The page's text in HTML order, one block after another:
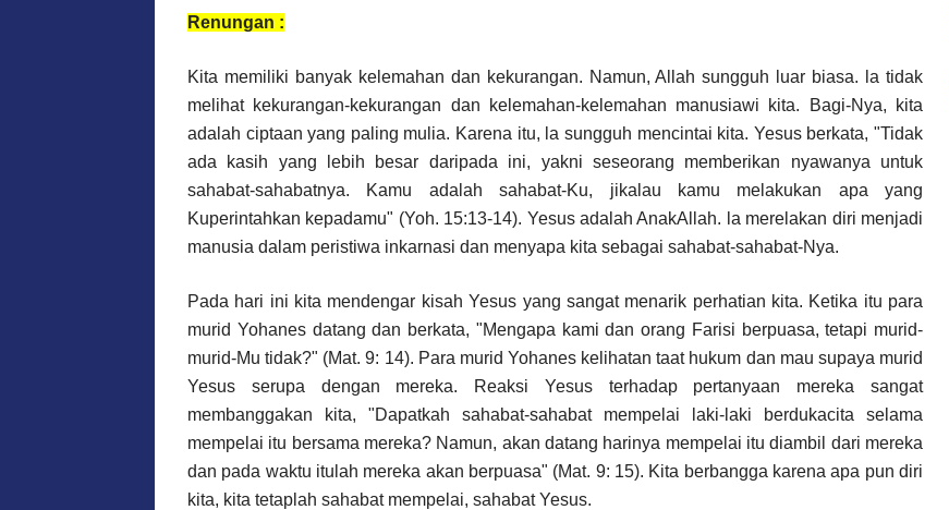
Renungan :
Kita memiliki banyak kelemahan dan kekurangan. Namun, Allah sungguh luar biasa. la tidak
melihat kekurangan-kekurangan dan kelemahan-kelemahan manusiawi kita. Bagi-Nya, kita
adalah ciptaan yang paling mulia. Karena itu, la sungguh mencintai kita. Yesus berkata, "Tidak
ada kasih yang lebih besar daripada ini, yakni seseorang memberikan nyawanya untuk
sahabat-sahabatnya. Kamu adalah sahabat-Ku, jikalau kamu melakukan apa yang
Kuperintahkan kepadamu" (Yoh. 15:13-14). Yesus adalah AnakAllah. la merelakan diri menjadi
manusia dalam peristiwa inkarnasi dan menyapa kita sebagai sahabat-sahabat-Nya.
Pada hari ini kita mendengar kisah Yesus yang sangat menarik perhatian kita. Ketika itu para
murid Yohanes datang dan berkata, "Mengapa kami dan orang Farisi berpuasa, tetapi murid-
murid-Mu tidak?" (Mat. 9: 14). Para murid Yohanes kelihatan taat hukum dan mau supaya murid
Yesus serupa dengan mereka. Reaksi Yesus terhadap pertanyaan mereka sangat
membanggakan kita, "Dapatkah sahabat-sahabat mempelai laki-laki berdukacita selama
mempelai itu bersama mereka? Namun, akan datang harinya mempelai itu diambil dari mereka
dan pada waktu itulah mereka akan berpuasa" (Mat. 9: 15). Kita berbangga karena apa pun diri
kita, kita tetaplah sahabat mempelai, sahabat Yesus.